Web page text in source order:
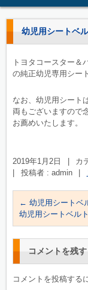
幼児用シートベ
トヨタコースター
の純正幼児専用シー
なお、幼児用シート
両もございますので
お薦めいたします。
2019年1月2日 カ
投稿者 : admin
← 幼児用シートベ
幼児用シートベル
コメントを残す
コメントを投稿する